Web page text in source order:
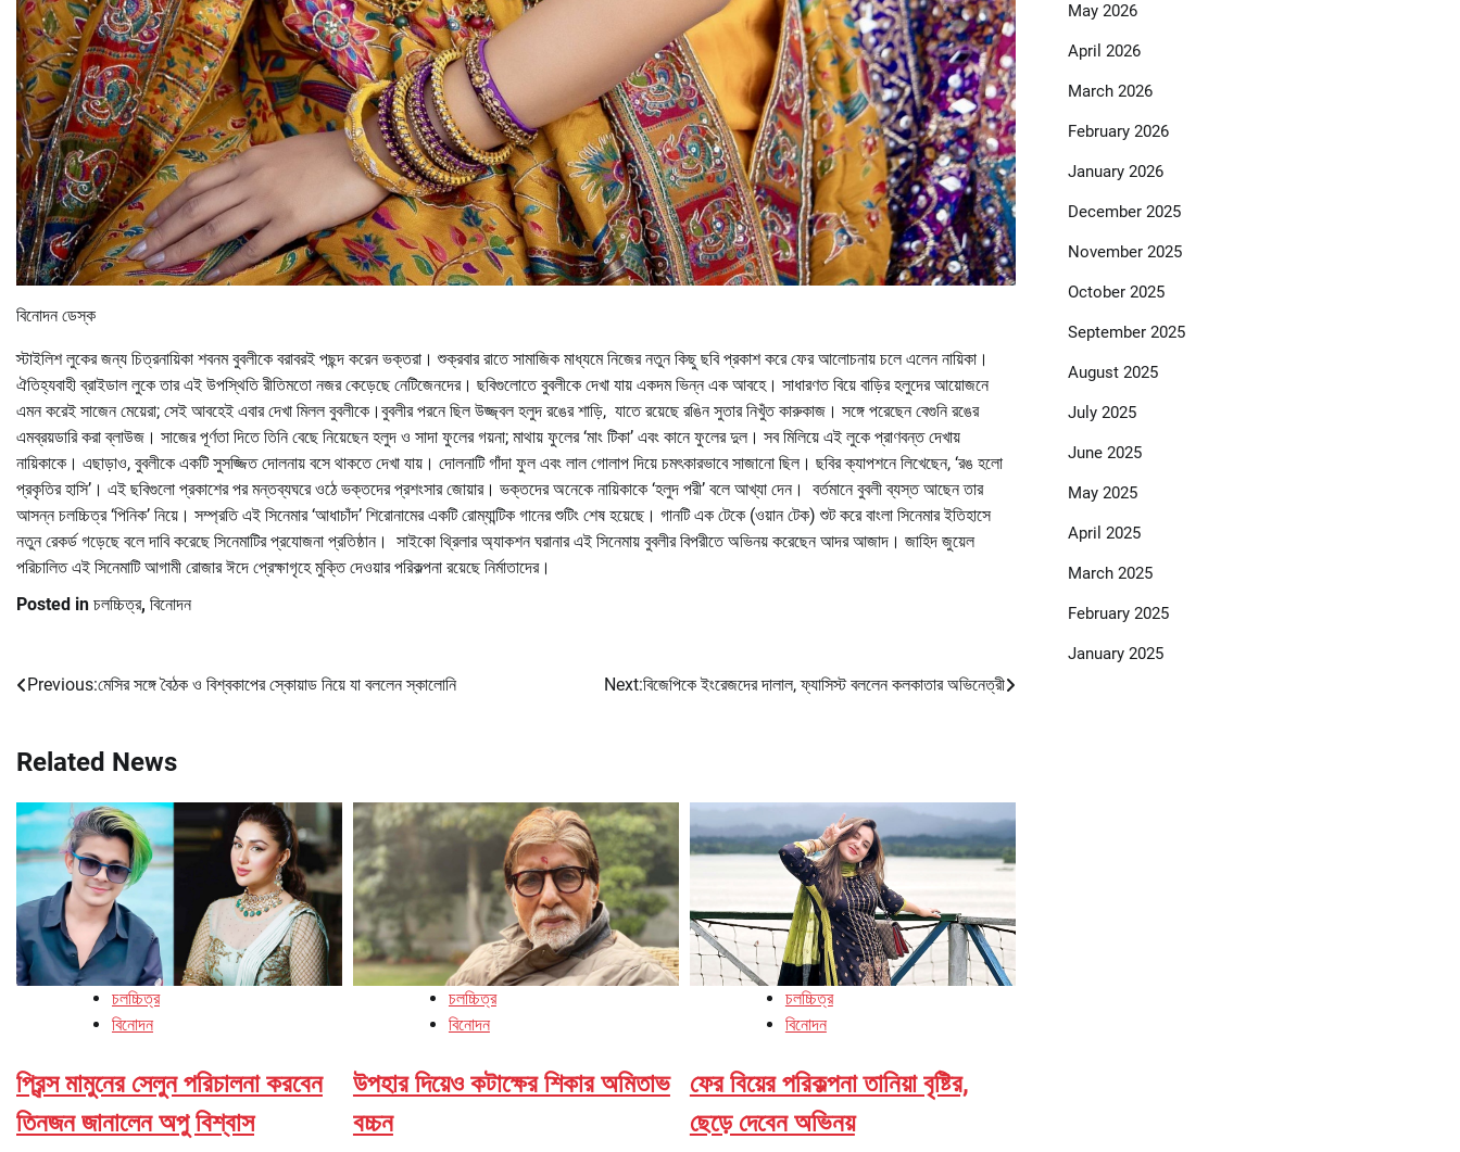
বিনোদন ডেস্ক
স্টাইলিশ লুকের জন্য চিত্রনায়িকা শবনম বুবলীকে বরাবরই পছন্দ করেন ভক্তরা। শুক্রবার রাতে সামাজিক মাধ্যমে নিজের নতুন কিছু ছবি প্রকাশ করে ফের আলোচনায় চলে এলেন নায়িকা।
ঐতিহ্যবাহী ব্রাইডাল লুকে তার এই উপস্থিতি রীতিমতো নজর কেড়েছে নেটিজেনদের। ছবিগুলোতে বুবলীকে দেখা যায় একদম ভিন্ন এক আবহে। সাধারণত বিয়ে বাড়ির হলুদের আয়োজনে
এমন করেই সাজেন মেয়েরা; সেই আবহেই এবার দেখা মিলল বুবলীকে।বুবলীর পরনে ছিল উজ্জ্বল হলুদ রঙের শাড়ি, যাতে রয়েছে রঙিন সুতার নিখুঁত কারুকাজ। সঙ্গে পরেছেন বেগুনি রঙের
এমব্রয়ডারি করা ব্লাউজ। সাজের পূর্ণতা দিতে তিনি বেছে নিয়েছেন হলুদ ও সাদা ফুলের গয়না; মাথায় ফুলের ‘মাং টিকা’ এবং কানে ফুলের দুল। সব মিলিয়ে এই লুকে প্রাণবন্ত দেখায়
নায়িকাকে। এছাড়াও, বুবলীকে একটি সুসজ্জিত দোলনায় বসে থাকতে দেখা যায়। দোলনাটি গাঁদা ফুল এবং লাল গোলাপ দিয়ে চমৎকারভাবে সাজানো ছিল। ছবির ক্যাপশনে লিখেছেন, ‘রঙ হলো
প্রকৃতির হাসি’। এই ছবিগুলো প্রকাশের পর মন্তব্যঘরে ওঠে ভক্তদের প্রশংসার জোয়ার। ভক্তদের অনেকে নায়িকাকে ‘হলুদ পরী’ বলে আখ্যা দেন। বর্তমানে বুবলী ব্যস্ত আছেন তার
আসন্ন চলচ্চিত্র ‘পিনিক’ নিয়ে। সম্প্রতি এই সিনেমার ‘আধাচাঁদ’ শিরোনামের একটি রোম্যান্টিক গানের শুটিং শেষ হয়েছে। গানটি এক টেকে (ওয়ান টেক) শুট করে বাংলা সিনেমার ইতিহাসে
নতুন রেকর্ড গড়েছে বলে দাবি করেছে সিনেমাটির প্রযোজনা প্রতিষ্ঠান। সাইকো থ্রিলার অ্যাকশন ঘরানার এই সিনেমায় বুবলীর বিপরীতে অভিনয় করেছেন আদর আজাদ। জাহিদ জুয়েল
পরিচালিত এই সিনেমাটি আগামী রোজার ঈদে প্রেক্ষাগৃহে মুক্তি দেওয়ার পরিকল্পনা রয়েছে নির্মাতাদের।
Posted in চলচ্চিত্র, বিনোদন
Post
Previous:মেসির সঙ্গে বৈঠক ও বিশ্বকাপের স্কোয়াড নিয়ে যা বললেন স্কালোনি Next:বিজেপিকে ইংরেজদের দালাল, ফ্যাসিস্ট বললেন কলকাতার অভিনেত্রী
Related News
চলচ্চিত্র
বিনোদন
প্রিন্স মামুনের সেলুন পরিচালনা করবেন
তিনজন জানালেন অপু বিশ্বাস
চলচ্চিত্র
বিনোদন
উপহার দিয়েও কটাক্ষের শিকার অমিতাভ
বচ্চন
চলচ্চিত্র
বিনোদন
ফের বিয়ের পরিকল্পনা তানিয়া বৃষ্টির,
ছেড়ে দেবেন অভিনয়
May 2026
April 2026
March 2026
February 2026
January 2026
December 2025
November 2025
October 2025
September 2025
August 2025
July 2025
June 2025
May 2025
April 2025
March 2025
February 2025
January 2025